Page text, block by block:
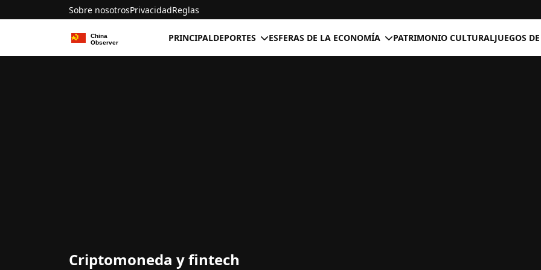
Sobre nosotrosPrivacidadReglas
PRINCIPALDEPORTES ESFERAS DE LA ECONOMÍA PATRIMONIO CULTURALJUEGOS
Criptomoneda y fintech